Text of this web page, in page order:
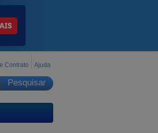
Contrato Ajuda